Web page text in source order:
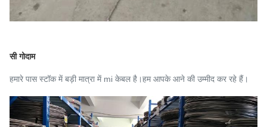
सी गोदाम
हमारे पास स्टॉक में बड़ी मात्रा में mi केबल है।हम आपके आने की उम्मीद कर रहे हैं।